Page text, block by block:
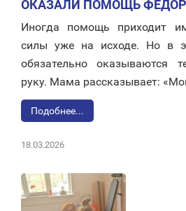
ОКАЗАЛИ ПОМОЩЬ
Иногда помощь приходит
силы уже на исходе. Но в
обязательно оказываются
руку. Мама рассказывает:
Подобнее...
18.03.2026